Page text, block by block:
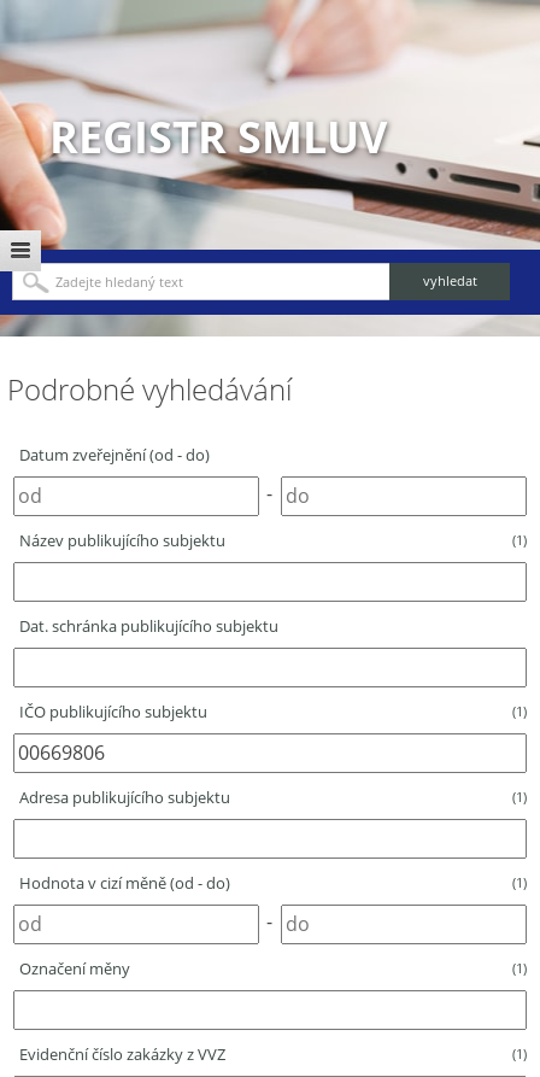
REGISTR SMLUV
Podrobné vyhledávání
Datum zveřejnění (od - do)
-
Název publikujícího subjektu (1)
Dat. schránka publikujícího subjektu
IČO publikujícího subjektu (1)
Adresa publikujícího subjektu (1)
Hodnota v cizí měně (od - do) (1)
-
Označení měny (1)
Evidenční číslo zakázky z VVZ (1)